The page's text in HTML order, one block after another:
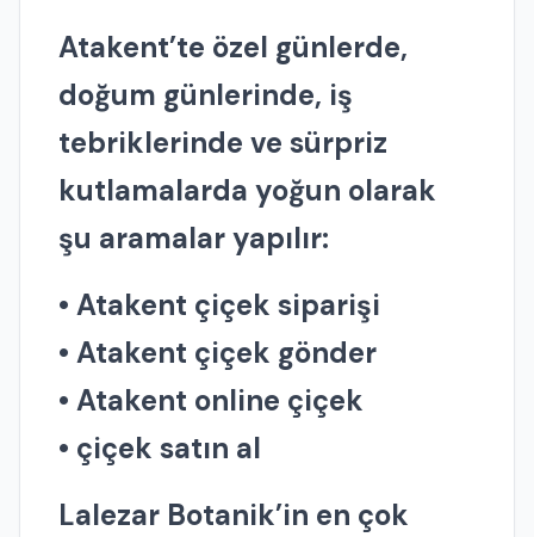
Atakent’te özel günlerde,
doğum günlerinde, iş
tebriklerinde ve sürpriz
kutlamalarda yoğun olarak
şu aramalar yapılır:
• Atakent çiçek siparişi
• Atakent çiçek gönder
• Atakent online çiçek
• çiçek satın al
Lalezar Botanik’in en çok